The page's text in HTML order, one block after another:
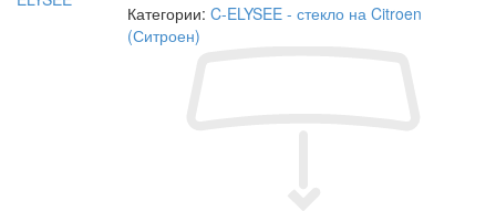
Категории: C-ELYSEE - стекло на Citroen
(Ситроен)